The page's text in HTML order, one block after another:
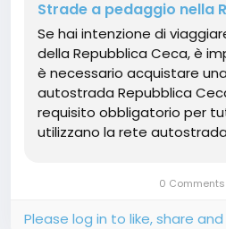
Strade a pedaggio nella
Se hai intenzione di
della Repubblica Ceca, è
è necessario acquistare
autostrada Repubblica
requisito obbligatorio per
utilizzano la rete
autorizzati, come...0 Comments
Please log in to like, share